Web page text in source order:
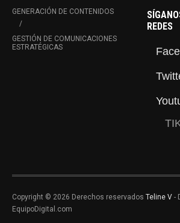
GENERACIÓN DE CONTENIDOS
GESTIÓN DE COMUNICACIONES
ESTRATÉGICAS
REDES
Copyright © 2026 Derechos reservados Teline V -
EquipoDigital.com